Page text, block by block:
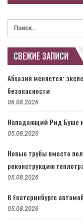
СВЕЖИЕ ЗАПИСИ
Абхазия меняется:
безопасности
06.08.2026
Нападающий Рид Буше
05.08.2026
Новые трубы вместо
реконструкцию
05.08.2026
В Екатеринбурге
05.08.2026